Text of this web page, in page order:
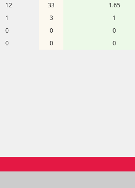
12 33
1.65
1 3
1
0 0
0
0 0 0